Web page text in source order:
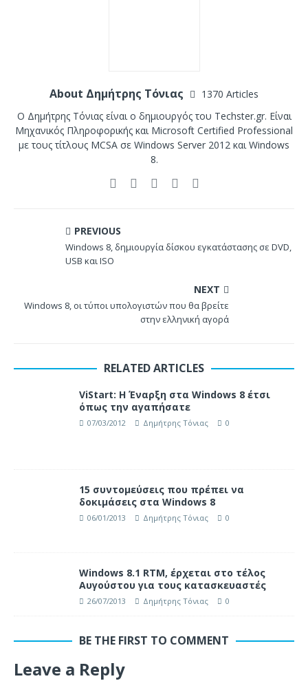
About Δημήτρης Τόνιας
1370 Articles
Ο Δημήτρης Τόνιας είναι ο δημιουργός του Techster.gr. Είναι
Μηχανικός Πληροφορικής και Microsoft Certified Professional
με τους τίτλους MCSA σε Windows Server 2012 και Windows
8.
PREVIOUS
Windows 8, δημιουργία δίσκου εγκατάστασης σε DVD,
USB και ISO
NEXT
Windows 8, οι τύποι υπολογιστών που θα βρείτε
στην ελληνική αγορά
RELATED ARTICLES
ViStart: Η Έναρξη στα Windows 8 έτσι
όπως την αγαπήσατε
07/03/2012 Δημήτρης Τόνιας 0
15 συντομεύσεις που πρέπει να
δοκιμάσεις στα Windows 8
06/01/2013 Δημήτρης Τόνιας 0
Windows 8.1 RTM, έρχεται στο τέλος
Αυγούστου για τους κατασκευαστές
26/07/2013 Δημήτρης Τόνιας 0
BE THE FIRST TO COMMENT
Leave a Reply